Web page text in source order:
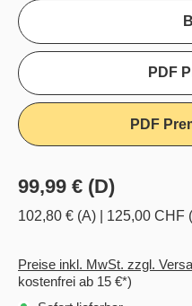
PDF
PDF
99,99 € (D)
102,80 € (A) 125,00 CHF
Preise inkl. MwSt. zzgl.
kostenfrei ab 15 €*)